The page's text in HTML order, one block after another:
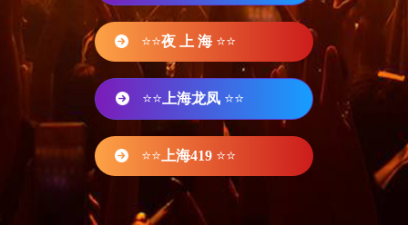
⭐⭐夜 上 海 ⭐⭐
⭐⭐ 上海龙凤 ⭐⭐
⭐⭐ 上海419 ⭐⭐